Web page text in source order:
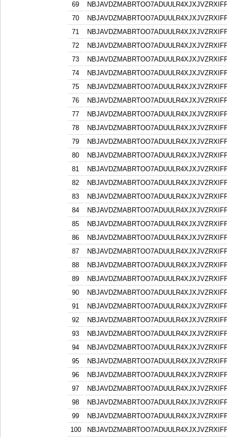
69
70
71
72
73
74
75
76
77
78
79
80
81
82
83
84
85
86
87
88
89
90
91
92
93
94
95
96
97
98
99
100